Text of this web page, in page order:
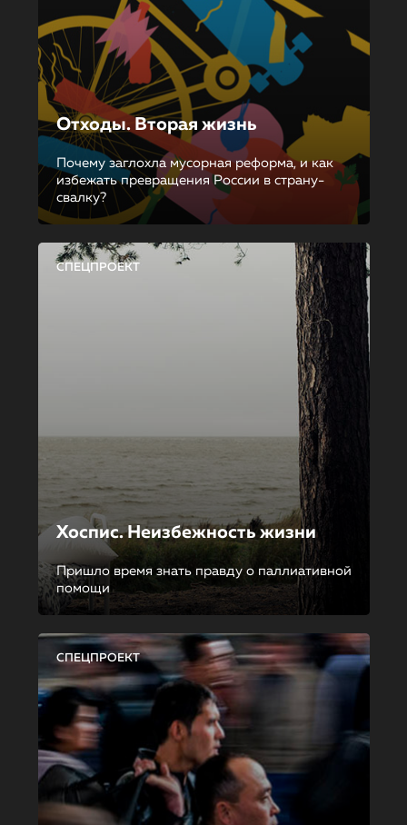
Отходы. Вторая жизнь
Почему заглохла мусорная реформа, и как
избежать превращения России в страну-
свалку?
СПЕЦПРОЕКТ
Хоспис. Неизбежность жизни
Пришло время знать правду о паллиативной
помощи
СПЕЦПРОЕКТ